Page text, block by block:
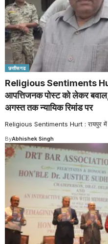
छत्तीसगढ
Religious Sentiments
आपत्तिजनक पोस्ट को लेकर
अगस्त तक न्यायिक रिमांड पर
Religious Sentiments Hurt : रायपुर में
ByAbhishek Singh